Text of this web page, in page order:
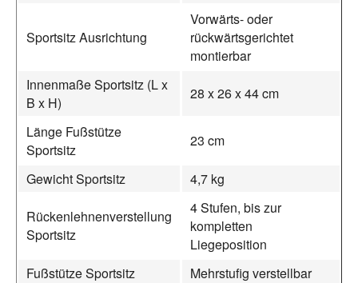
Sportsitz Ausrichtung
Vorwärts- oder
rückwärtsgerichtet
montierbar
Innenmaße Sportsitz (L x
B x H)
28 x 26 x 44 cm
Länge Fußstütze
Sportsitz
23 cm
Gewicht Sportsitz 4,7 kg
Rückenlehnenverstellung
Sportsitz
4 Stufen, bis zur
kompletten
Liegeposition
Fußstütze Sportsitz
Mehrstufig verstellbar